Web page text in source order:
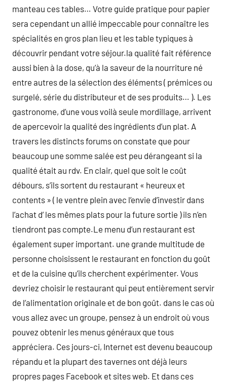
manteau ces tables… Votre guide pratique pour papier
sera cependant un allié impeccable pour connaître les
spécialités en gros plan lieu et les table typiques à
découvrir pendant votre séjour.la qualité fait référence
aussi bien à la dose, qu’à la saveur de la nourriture né
entre autres de la sélection des éléments ( prémices ou
surgelé, série du distributeur et de ses produits… ). Les
gastronome, d’une vous voilà seule mordillage, arrivent
de apercevoir la qualité des ingrédients d’un plat. A
travers les distincts forums on constate que pour
beaucoup une somme salée est peu dérangeant si la
qualité était au rdv. En clair, quel que soit le coût
débours, s’ils sortent du restaurant « heureux et
contents » ( le ventre plein avec l’envie d’investir dans
l’achat d’ les mêmes plats pour la future sortie ) ils n’en
tiendront pas compte.Le menu d’un restaurant est
également super important. une grande multitude de
personne choisissent le restaurant en fonction du goût
et de la cuisine qu’ils cherchent expérimenter. Vous
devriez choisir le restaurant qui peut entièrement servir
de l’alimentation originale et de bon goût. dans le cas où
vous allez avec un groupe, pensez à un endroit où vous
pouvez obtenir les menus généraux que tous
appréciera. Ces jours-ci, Internet est devenu beaucoup
répandu et la plupart des tavernes ont déjà leurs
propres pages Facebook et sites web. Et dans ces